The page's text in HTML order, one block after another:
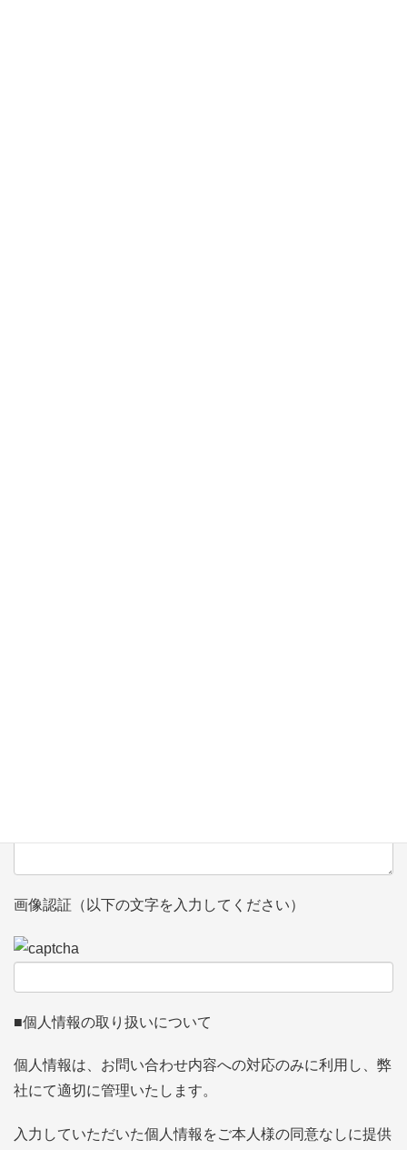
画像認証（以下の文字を入力してください）
■個人情報の取り扱いについて
個人情報は、お問い合わせ内容への対応のみに利用し、弊
社にて適切に管理いたします。
入力していただいた個人情報をご本人様の同意なしに提供